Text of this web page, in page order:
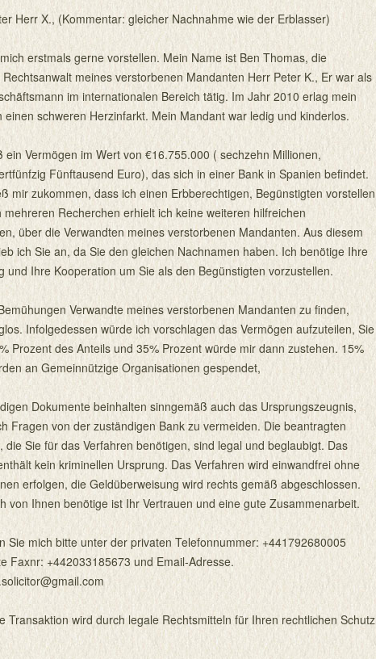
Herr X., (Kommentar: gleicher Nachnahme wie der Erblasser)
erstmals gerne vorstellen. Mein Name ist Ben Thomas, die
meines verstorbenen Mandanten Herr Peter K., Er war als
im internationalen Bereich tätig. Im Jahr 2010 erlag mein
einen schweren Herzinfarkt. Mein Mandant war ledig und kinderlos.
ein Vermögen im Wert von €16.755.000 ( sechzehn Millionen,
Fünftausend Euro), das sich in einer Bank in Spanien befindet.
mir zukommen, dass ich einen Erbberechtigen, Begünstigten vorstellen
mehreren Recherchen erhielt ich keine weiteren hilfreichen
über die Verwandten meines verstorbenen Mandanten. Aus diesem
ich Sie an, da Sie den gleichen Nachnamen haben. Ich benötige Ihre
und Ihre Kooperation um Sie als den Begünstigten vorzustellen.
Verwandte meines verstorbenen Mandanten zu finden,
Infolgedessen würde ich vorschlagen das Vermögen aufzuteilen, Sie
Prozent des Anteils und 35% Prozent würde mir dann zustehen. 15%
an Gemeinnützige Organisationen gespendet,
Dokumente beinhalten sinngemäß auch das Ursprungszeugnis,
Fragen von der zuständigen Bank zu vermeiden. Die beantragten
die Sie für das Verfahren benötigen, sind legal und beglaubigt. Das
kein kriminellen Ursprung. Das Verfahren wird einwandfrei ohne
erfolgen, die Geldüberweisung wird rechts gemäß abgeschlossen.
von Ihnen benötige ist Ihr Vertrauen und eine gute Zusammenarbeit.
Sie mich bitte unter der privaten Telefonnummer: +441792680005
Faxnr: +442033185673 und Email-Adresse.
Transaktion wird durch legale Rechtsmitteln für Ihren rechtlichen Schutz